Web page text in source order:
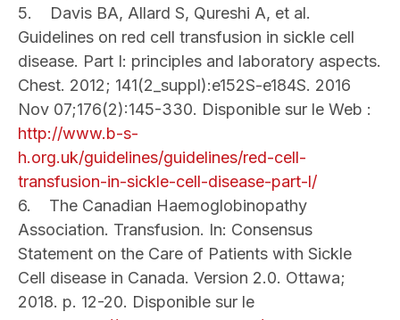
5. Davis BA, Allard S, Qureshi A, et al.
Guidelines on red cell transfusion in sickle cell
disease. Part I: principles and laboratory aspects.
Chest. 2012; 141(2_suppl):e152S-e184S. 2016
Nov 07;176(2):145-330. Disponible sur le Web :
http://www.b-s-
h.org.uk/guidelines/guidelines/red-cell-
transfusion-in-sickle-cell-disease-part-l/
6. The Canadian Haemoglobinopathy
Association. Transfusion. In: Consensus
Statement on the Care of Patients with Sickle
Cell disease in Canada. Version 2.0. Ottawa;
2018. p. 12-20. Disponible sur le